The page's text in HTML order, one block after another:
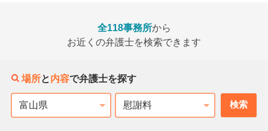
全118事務所から
お近くの弁護士を検索できます
場所と内容で弁護士を探す
都道府県 相談内容 検索